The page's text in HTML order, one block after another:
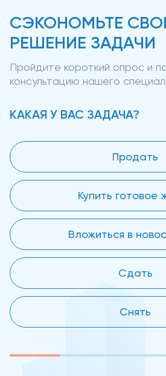
СЭКОНОМЬТЕ
РЕШЕНИЕ ЗАДАЧИ
Пройдите короткий опрос и
консультацию нашего
КАКАЯ У ВАС ЗАДАЧА?
Продать
Купить готовое
Вложиться в
Сдать
Снять